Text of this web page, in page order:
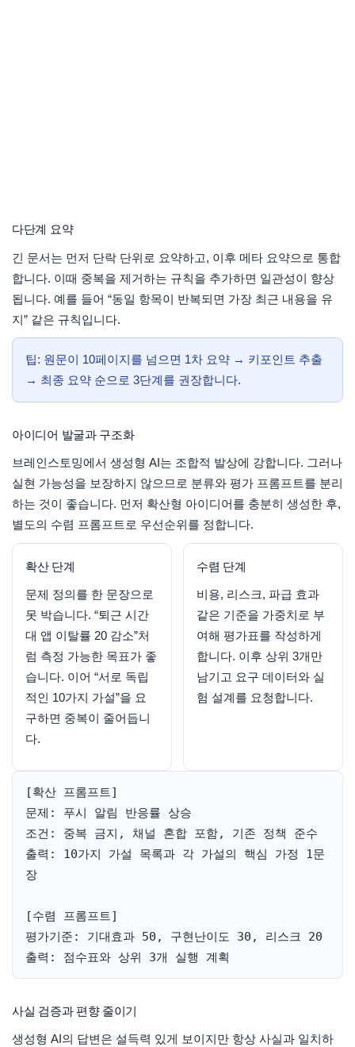
다단계 요약
긴 문서는 먼저 단락 단위로 요약하고, 이후 메타 요약으로 통합
합니다. 이때 중복을 제거하는 규칙을 추가하면 일관성이 향상
됩니다. 예를 들어 “동일 항목이 반복되면 가장 최근 내용을 유
지” 같은 규칙입니다.
팁: 원문이 10페이지를 넘으면 1차 요약 → 키포인트 추출
→ 최종 요약 순으로 3단계를 권장합니다.
아이디어 발굴과 구조화
브레인스토밍에서 생성형 AI는 조합적 발상에 강합니다. 그러나
실현 가능성을 보장하지 않으므로 분류와 평가 프롬프트를 분리
하는 것이 좋습니다. 먼저 확산형 아이디어를 충분히 생성한 후,
별도의 수렴 프롬프트로 우선순위를 정합니다.
확산 단계
문제 정의를 한 문장으로
못 박습니다. “퇴근 시간
대 앱 이탈률 20 감소”처
럼 측정 가능한 목표가 좋
습니다. 이어 “서로 독립
적인 10가지 가설”을 요
구하면 중복이 줄어듭니
다.
수렴 단계
비용, 리스크, 파급 효과
같은 기준을 가중치로 부
여해 평가표를 작성하게
합니다. 이후 상위 3개만
남기고 요구 데이터와 실
험 설계를 요청합니다.
[확산 프롬프트]
문제: 푸시 알림 반응률 상승
조건: 중복 금지, 채널 혼합 포함, 기존 정책 준수
출력: 10가지 가설 목록과 각 가설의 핵심 가정 1문
장
[수렴 프롬프트]
평가기준: 기대효과 50, 구현난이도 30, 리스크 20
출력: 점수표와 상위 3개 실행 계획
사실 검증과 편향 줄이기
생성형 AI의 답변은 설득력 있게 보이지만 항상 사실과 일치하